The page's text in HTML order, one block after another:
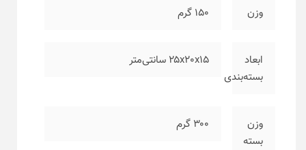
وزن ۱۵۰ گرم
ابعاد
بسته‌بندی
۲۵x20x15 سانتی‌متر
وزن
بسته
۳۰۰ گرم